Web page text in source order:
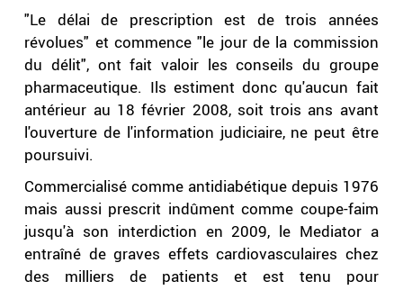
"Le délai de prescription est de trois années
révolues" et commence "le jour de la commission
du délit", ont fait valoir les conseils du groupe
pharmaceutique. Ils estiment donc qu'aucun fait
antérieur au 18 février 2008, soit trois ans avant
l'ouverture de l'information judiciaire, ne peut être
poursuivi.
Commercialisé comme antidiabétique depuis 1976
mais aussi prescrit indûment comme coupe-faim
jusqu'à son interdiction en 2009, le Mediator a
entraîné de graves effets cardiovasculaires chez
des milliers de patients et est tenu pour